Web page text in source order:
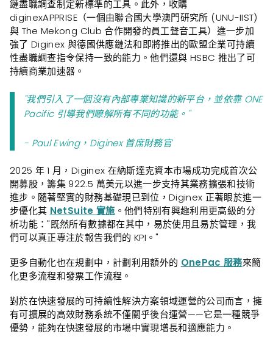
鏈盡職調查制定新標準的工具。此外，收購
diginexAPPRISE（一個由聯合國大學澳門研究所 (UNU-IIST)
與 The Mekong Club 合作開發的員工聲音工具）進一步加
強了 Diginex 與德國供應鏈法和即將推出的歐盟企業可持續
性盡職調查指令保持一致的能力。他們還與 HSBC 推出了可
持續商業加速器。
"我們引入了一個沒有內部專業知識的新平台，並依靠 ONE
Pacific 引導我們瞭解所有不同的功能。"
- Paul Ewing，Diginex 首席財務官
2025 年 1 月，Diginex 在納斯達克資本市場成功完成首次公
開募股，籌集 922.5 萬美元以進一步支持其業務擴張和技術
進步。隨著堅實的財務基礎現已到位，Diginex 正著眼於進一
步優化其 NetSuite 實施 。他們特別有興趣利用更高級的分
析功能："既然所有數據都在其中，易於使用且易於管理，我
們可以真正專注於報告我們的 KPI。"
更多自動化也在規劃中，計劃利用額外的 OnePac 服務來簡
化更多流程和發票工作流程。
對於在快速發展的可持續性解決方案領域運營的公司而言，擁
有可擴展的高效財務系統不僅關乎後台運營——它是一種競爭
優勢，能夠在快速發展的市場中實現增長和適應能力。